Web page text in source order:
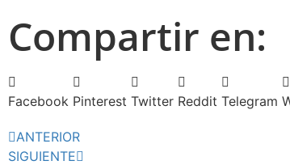
Compartir en:
Facebook Pinterest Twitter Reddit Telegram
ANTERIOR
SIGUIENTE